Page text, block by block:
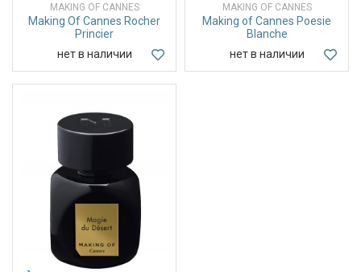
MAKING OF CANNES
Making Of Cannes Rocher
Princier
нет в наличии
MAKING OF CANNES
Making of Cannes Poesie
Blanche
нет в наличии